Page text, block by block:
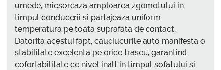
umede, micsoreaza amploarea zgomotului in
timpul conducerii si partajeaza uniform
temperatura pe toata suprafata de contact.
Datorita acestui fapt, cauciucurile auto manifesta o
stabilitate excelenta pe orice traseu, garantind
cofortabilitate de nivel inalt in timpul sofatului si